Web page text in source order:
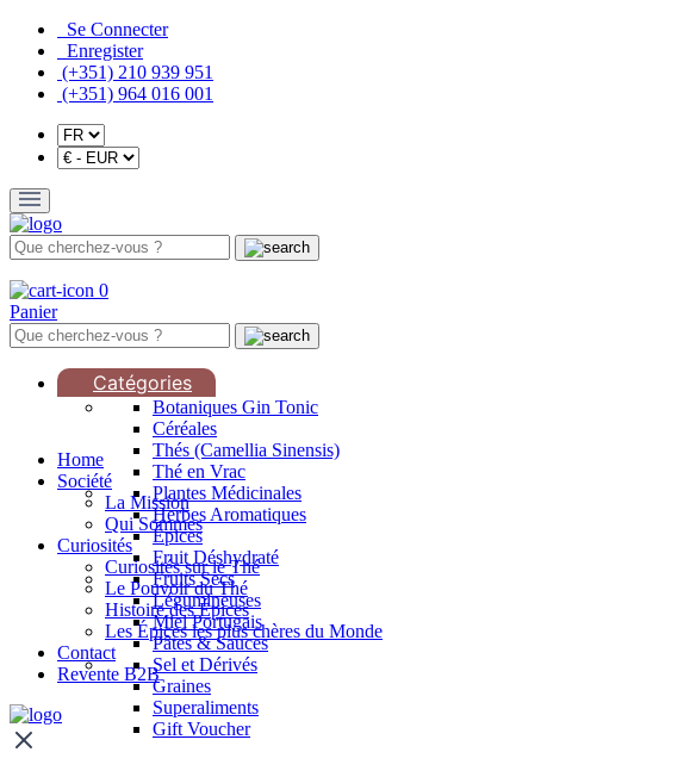
Se Connecter
Enregister
(+351) 210 939 951
(+351) 964 016 001
0
Panier
Catégories
Botaniques Gin Tonic
Céréales
Thés (Camellia Sinensis)
Thé en Vrac
Plantes Médicinales
Herbes Aromatiques
Épices
Fruit Déshydraté
Fruits Secs
Légumineuses
Miel Portugais
Pâtes & Sauces
Sel et Dérivés
Graines
Superaliments
Gift Voucher
Home
Société
La Mission
Qui Sommes
Curiosités
Curiosités sur le Thé
Le Pouvoir du Thé
Histoire des Épices
Les Épices les plus chères du Monde
Contact
Revente B2B